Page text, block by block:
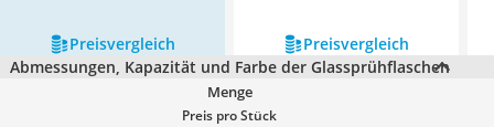
Preis­vergleich
Preis­vergleich
Abmessungen, Kapazität und Farbe der Glassprühflaschen
Menge
Preis pro Stück